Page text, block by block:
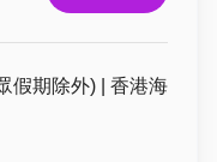
假期除外) | 香港海